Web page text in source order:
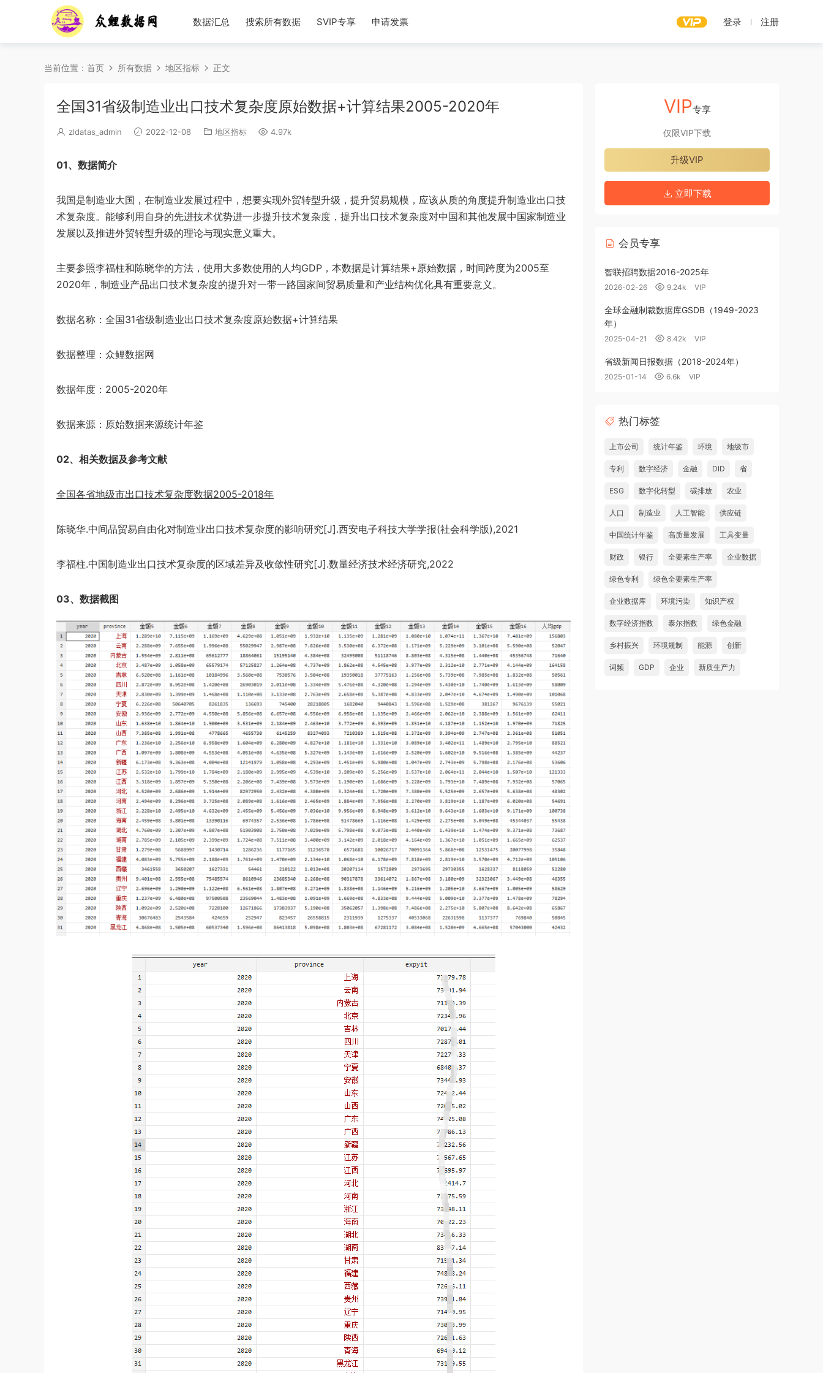
数据汇总 搜索所有数据 SVIP专享 申请发票 登录 注册
当前位置： 首页 所有数据 地区指标 正文
全国31省级制造业出口技术复杂度原始数据+计算结果2005-2020年
zldatas_admin 2022-12-08 地区指标 4.97k
01、数据简介
我国是制造业大国，在制造业发展过程中，想要实现外贸转型升级，提升贸易规模，应该从质的角度提升制造业出口技
术复杂度。能够利用自身的先进技术优势进一步提升技术复杂度，提升出口技术复杂度对中国和其他发展中国家制造业
发展以及推进外贸转型升级的理论与现实意义重大。
主要参照李福柱和陈晓华的方法，使用大多数使用的人均GDP，本数据是计算结果+原始数据，时间跨度为2005至
2020年，制造业产品出口技术复杂度的提升对一带一路国家间贸易质量和产业结构优化具有重要意义。
数据名称：全国31省级制造业出口技术复杂度原始数据+计算结果
数据整理：众鲤数据网
数据年度：2005-2020年
数据来源：原始数据来源统计年鉴
02、相关数据及参考文献
全国各省地级市出口技术复杂度数据2005-2018年
陈晓华.中间品贸易自由化对制造业出口技术复杂度的影响研究[J].西安电子科技大学学报(社会科学版),2021
李福柱.中国制造业出口技术复杂度的区域差异及收敛性研究[J].数量经济技术经济研究,2022
03、数据截图
VIP专享
仅限VIP下载
升级VIP
立即下载
会员专享
智联招聘数据2016-2025年
2026-02-26 9.24k VIP
全球金融制裁数据库GSDB（1949-2023
年）
2025-04-21 8.42k VIP
省级新闻日报数据（2018-2024年）
2025-01-14 6.6k VIP
热门标签
上市公司 统计年鉴 环境 地级市
专利 数字经济 金融 DID 省
ESG 数字化转型 碳排放 农业
人口 制造业 人工智能 供应链
中国统计年鉴 高质量发展 工具变量
财政 银行 全要素生产率 企业数据
绿色专利 绿色全要素生产率
企业数据库 环境污染 知识产权
数字经济指数 泰尔指数 绿色金融
乡村振兴 环境规制 能源 创新
词频 GDP 企业 新质生产力